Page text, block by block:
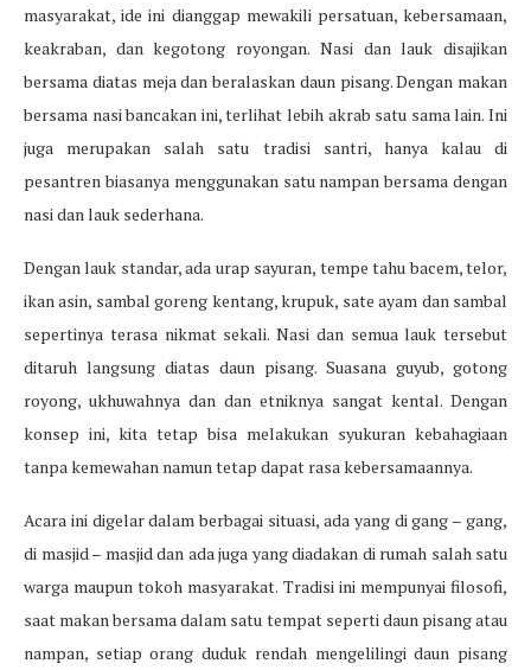
masyarakat, ide ini dianggap mewakili persatuan, kebersamaan,
keakraban, dan kegotong royongan. Nasi dan lauk disajikan
bersama diatas meja dan beralaskan daun pisang. Dengan makan
bersama nasi bancakan ini, terlihat lebih akrab satu sama lain. Ini
juga merupakan salah satu tradisi santri, hanya kalau di
pesantren biasanya menggunakan satu nampan bersama dengan
nasi dan lauk sederhana.
Dengan lauk standar, ada urap sayuran, tempe tahu bacem, telor,
ikan asin, sambal goreng kentang, krupuk, sate ayam dan sambal
sepertinya terasa nikmat sekali. Nasi dan semua lauk tersebut
ditaruh langsung diatas daun pisang. Suasana guyub, gotong
royong, ukhuwahnya dan dan etniknya sangat kental. Dengan
konsep ini, kita tetap bisa melakukan syukuran kebahagiaan
tanpa kemewahan namun tetap dapat rasa kebersamaannya.
Acara ini digelar dalam berbagai situasi, ada yang di gang – gang,
di masjid – masjid dan ada juga yang diadakan di rumah salah satu
warga maupun tokoh masyarakat. Tradisi ini mempunyai filosofi,
saat makan bersama dalam satu tempat seperti daun pisang atau
nampan, setiap orang duduk rendah mengelilingi daun pisang